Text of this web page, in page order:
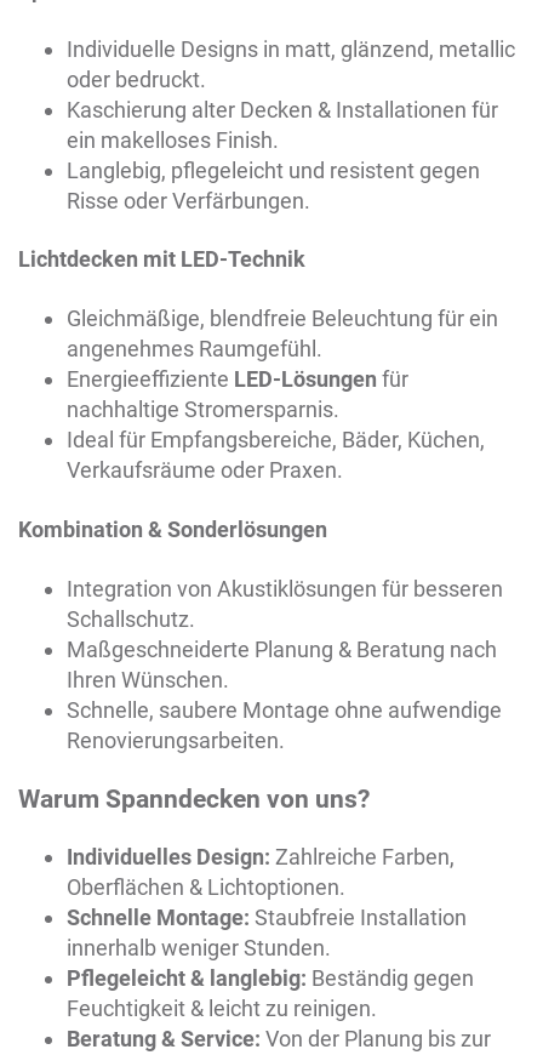
Individuelle Designs in matt, glänzend, metallic
oder bedruckt.
Kaschierung alter Decken & Installationen für
ein makelloses Finish.
Langlebig, pflegeleicht und resistent gegen
Risse oder Verfärbungen.
Lichtdecken mit LED-Technik
Gleichmäßige, blendfreie Beleuchtung für ein
angenehmes Raumgefühl.
Energieeffiziente LED-Lösungen für
nachhaltige Stromersparnis.
Ideal für Empfangsbereiche, Bäder, Küchen,
Verkaufsräume oder Praxen.
Kombination & Sonderlösungen
Integration von Akustiklösungen für besseren
Schallschutz.
Maßgeschneiderte Planung & Beratung nach
Ihren Wünschen.
Schnelle, saubere Montage ohne aufwendige
Renovierungsarbeiten.
Warum Spanndecken von uns?
Individuelles Design: Zahlreiche Farben,
Oberflächen & Lichtoptionen.
Schnelle Montage: Staubfreie Installation
innerhalb weniger Stunden.
Pflegeleicht & langlebig: Beständig gegen
Feuchtigkeit & leicht zu reinigen.
Beratung & Service: Von der Planung bis zur